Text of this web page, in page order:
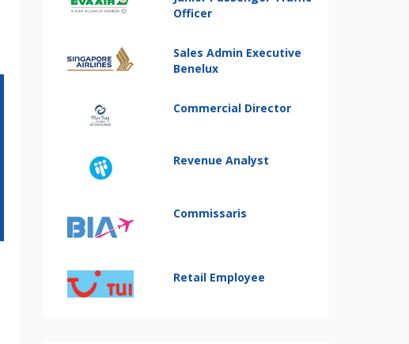
Officer
Sales Admin Executive
Benelux
Commercial Director
Revenue Analyst
Commissaris
Retail Employee